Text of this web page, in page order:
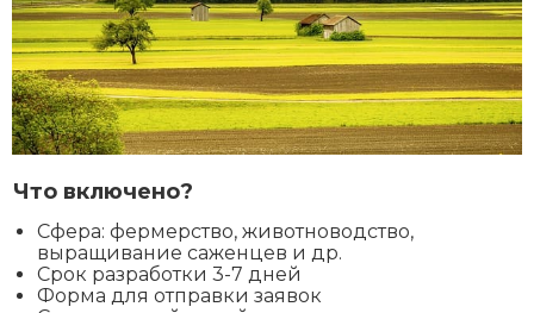
Что включено?
Сфера: фермерство, животноводство,
выращивание саженцев и др.
Срок разработки 3-7 дней
Форма для отправки заявок